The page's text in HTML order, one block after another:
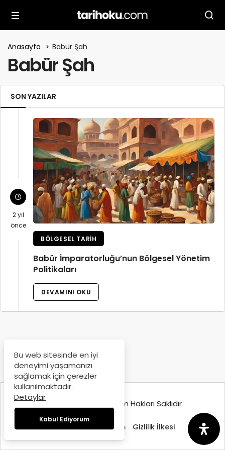
Anasayfa Babür Şah
Babür Şah
SON YAZILAR
2 yıl
önce
BÖLGESEL TARIH
Babür İmparatorluğu’nun Bölgesel Yönetim
Politikaları
DEVAMINI OKU
© Copyright 2025, Tüm Hakları Saklıdır
Hakkımızda İletişim Gizlilik İlkesi
Bu web sitesinde en iyi
deneyimi yaşamanızı
sağlamak için çerezler
kullanılmaktadır.
Detaylar
Kabul Ediyorum